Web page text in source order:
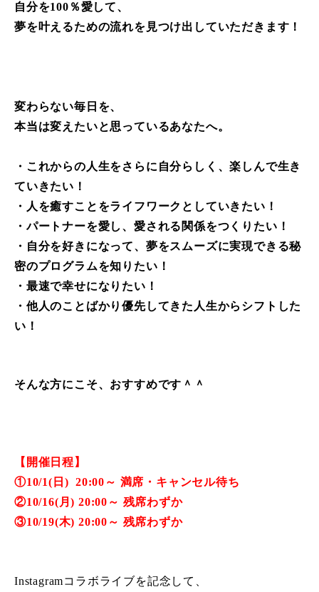
自分を100％愛して、
夢を叶えるための流れを見つけ出していただきます！
変わらない毎日を、
本当は変えたいと思っているあなたへ。
・これからの人生をさらに自分らしく、楽しんで生き
ていきたい！
・人を癒すことをライフワークとしていきたい！
・パートナーを愛し、愛される関係をつくりたい！
・自分を好きになって、夢をスムーズに実現できる秘
密のプログラムを知りたい！
・最速で幸せになりたい！
・他人のことばかり優先してきた人生からシフトした
い！
そんな方にこそ、おすすめです＾＾
【開催日程】
①10/1(日) 20:00～ 満席・キャンセル待ち
②10/16(月) 20:00～ 残席わずか
③10/19(木) 20:00～ 残席わずか
Instagramコラボライブを記念して、